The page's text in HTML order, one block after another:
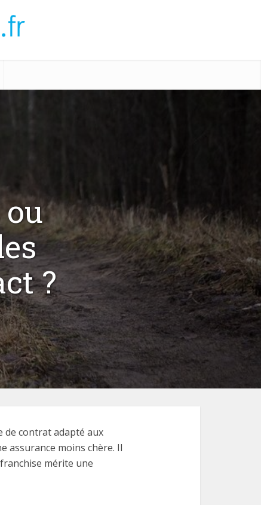
?
de contrat adapté aux
assurance moins chère. Il
mérite une